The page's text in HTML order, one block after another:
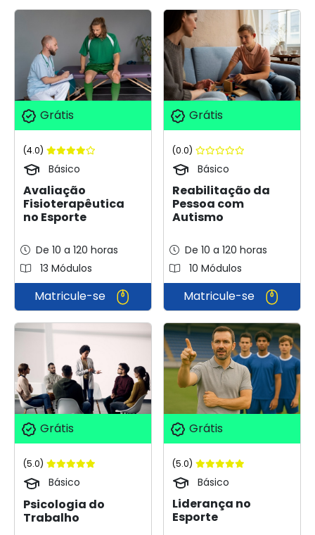
Grátis
(4.0)
Básico
Avaliação
Fisioterapêutica
no Esporte
De 10 a 120 horas
13 Módulos
Matricule-se
Grátis
(0.0)
Básico
Reabilitação da
Pessoa com
Autismo
De 10 a 120 horas
10 Módulos
Matricule-se
Grátis
(5.0)
Básico
Psicologia do
Trabalho
Grátis
(5.0)
Básico
Liderança no
Esporte